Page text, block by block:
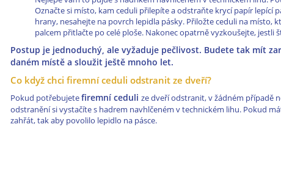
Označte si místo, kam ceduli přilepíte a odstraňte krycí papír lepící
hrany, nesahejte na povrch lepidla pásky. Přiložte ceduli na místo,
palcem přitlačte po celé ploše. Nakonec opatrně vyzkoušejte, jestli
Postup je jednoduchý, ale vyžaduje pečlivost. Budete tak mít
daném místě a sloužit ještě mnoho let.
Co když chci firemní ceduli odstranit ze dveří?
Pokud potřebujetefiremní ceduli ze dveří odstranit, v žádném případě
odstranění si vystačíte s hadrem navhlčeném v technickém lihu. Pokud
zahřát, tak aby povolilo lepidlo na pásce.